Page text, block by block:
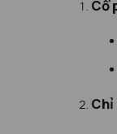
Cổ
Chỉ